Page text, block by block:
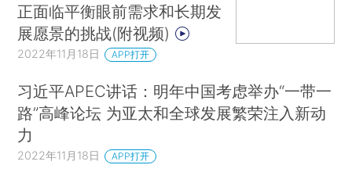
正面临平衡眼前需求和长期发
展愿景的挑战(附视频)
2022年11月18日 APP打开
习近平APEC讲话：明年中国考虑举办“一带一
路”高峰论坛 为亚太和全球发展繁荣注入新动
力
2022年11月18日 APP打开